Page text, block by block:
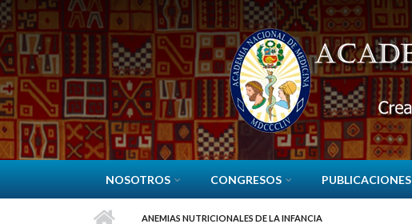
Pasar al contenido principal
NOSOTROS CONGRESOS PUBLICACIONES
ANEMIAS NUTRICIONALES DE LA INFANCIA